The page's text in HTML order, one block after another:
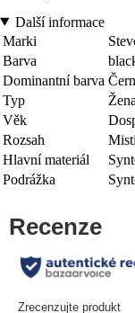
Další informace
Marki
Barva
Dominantní barva
Typ
Žena
Věk
Rozsah
Hlavní materiál
Podrážka